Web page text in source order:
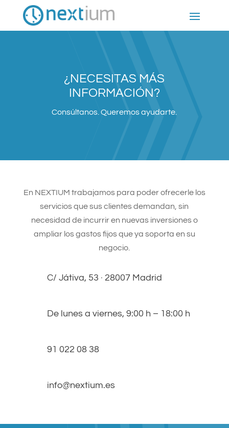
¿NECESITAS MÁS
INFORMACIÓN?
Consúltanos. Queremos ayudarte.
En NEXTIUM trabajamos para poder ofrecerle los
servicios que sus clientes demandan, sin
necesidad de incurrir en nuevas inversiones o
ampliar los gastos fijos que ya soporta en su
negocio.
C/ Játiva, 53 · 28007 Madrid
De lunes a viernes, 9:00 h – 18:00 h
91 022 08 38
info@nextium.es